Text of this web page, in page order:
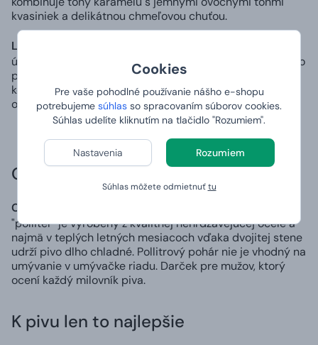
Cookies
Pre vaše pohodlné používanie nášho e-shopu
potrebujeme súhlas so spracovaním súborov cookies.
Súhlas udelíte kliknutím na tlačidlo "Rozumiem".
Nastavenia Rozumiem
Súhlas môžete odmietnuťtu
kvasiniek a delikátnou chmeľovou chuťou.
La Trappe Epos 0,00% Alcohol-Free 0,33 l
úplne nealkoholickým pivom z holandského trapistického
pivovaru po Nillise z La Trappe. Toto svetlé pivo zaujme
korenene ovocnými tónmi, jemnou horkosťou a
osviežujúcim záverom.
Originálne pivné doplnky
Chladiaci "polliter" IRON CHILLER -
"polliter" je vyrobený z kvalitnej nehrdzavejúcej ocele a
najmä v teplých letných mesiacoch vďaka dvojitej stene
udrží pivo dlho chladné. Pollitrový pohár nie je vhodný na
umývanie v umývačke riadu. Darček pre mužov, ktorý
ocení každý milovník piva.
K pivu len to najlepšie